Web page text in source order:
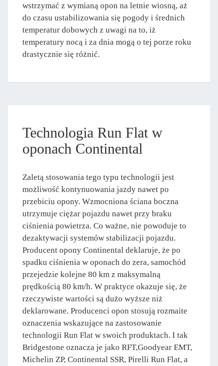
wstrzymać z wymianą opon na letnie wiosną, aż
do czasu ustabilizowania się pogody i średnich
temperatur dobowych z uwagi na to, iż
temperatury nocą i za dnia mogą o tej porze roku
drastycznie się różnić.
Technologia Run Flat w
oponach Continental
Zaletą stosowania tego typu technologii jest
możliwość kontynuowania jazdy nawet po
przebiciu opony. Wzmocniona ściana boczna
utrzymuje ciężar pojazdu nawet przy braku
ciśnienia powietrza. Co ważne, nie powoduje to
dezaktywacji systemów stabilizacji pojazdu.
Producent opony Continental deklaruje, że po
spadku ciśnienia w oponach do zera, samochód
przejedzie kolejne 80 km z maksymalną
prędkością 80 km/h. W praktyce okazuje się, że
rzeczywiste wartości są dużo wyższe niż
deklarowane. Producenci opon stosują rozmaite
oznaczenia wskazujące na zastosowanie
technologii Run Flat w swoich produktach. I tak
Bridgestone oznacza je jako RFT,Goodyear EMT,
Michelin ZP, Continental SSR, Pirelli Run Flat, a